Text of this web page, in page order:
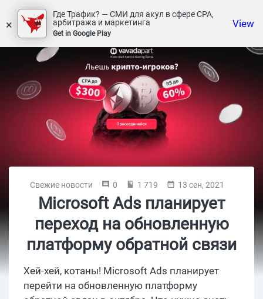
×
Где Трафик? — СМИ для акул в сфере СРА,
арбитража и маркетинга
Get in Google Play
View
Свежие новости 0 1 719 13 сен, 2021
Microsoft Ads планирует
переход на обновленную
платформу обратной связи
Хей-хей, котаны! Microsoft Ads планирует
перейти на обновленную платформу